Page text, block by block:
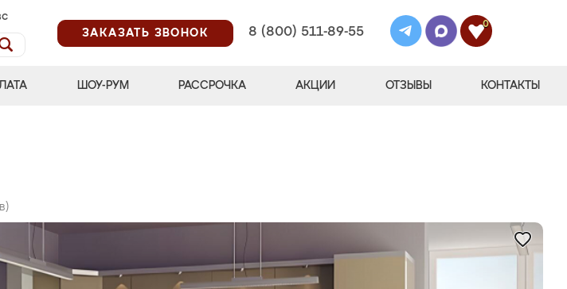
ЗАКАЗАТЬ ЗВОНОК
8 (800) 511-89-55
0
ШОУ-РУМ РАССРОЧКА АКЦИИ ОТЗЫВЫ КОНТАКТЫ